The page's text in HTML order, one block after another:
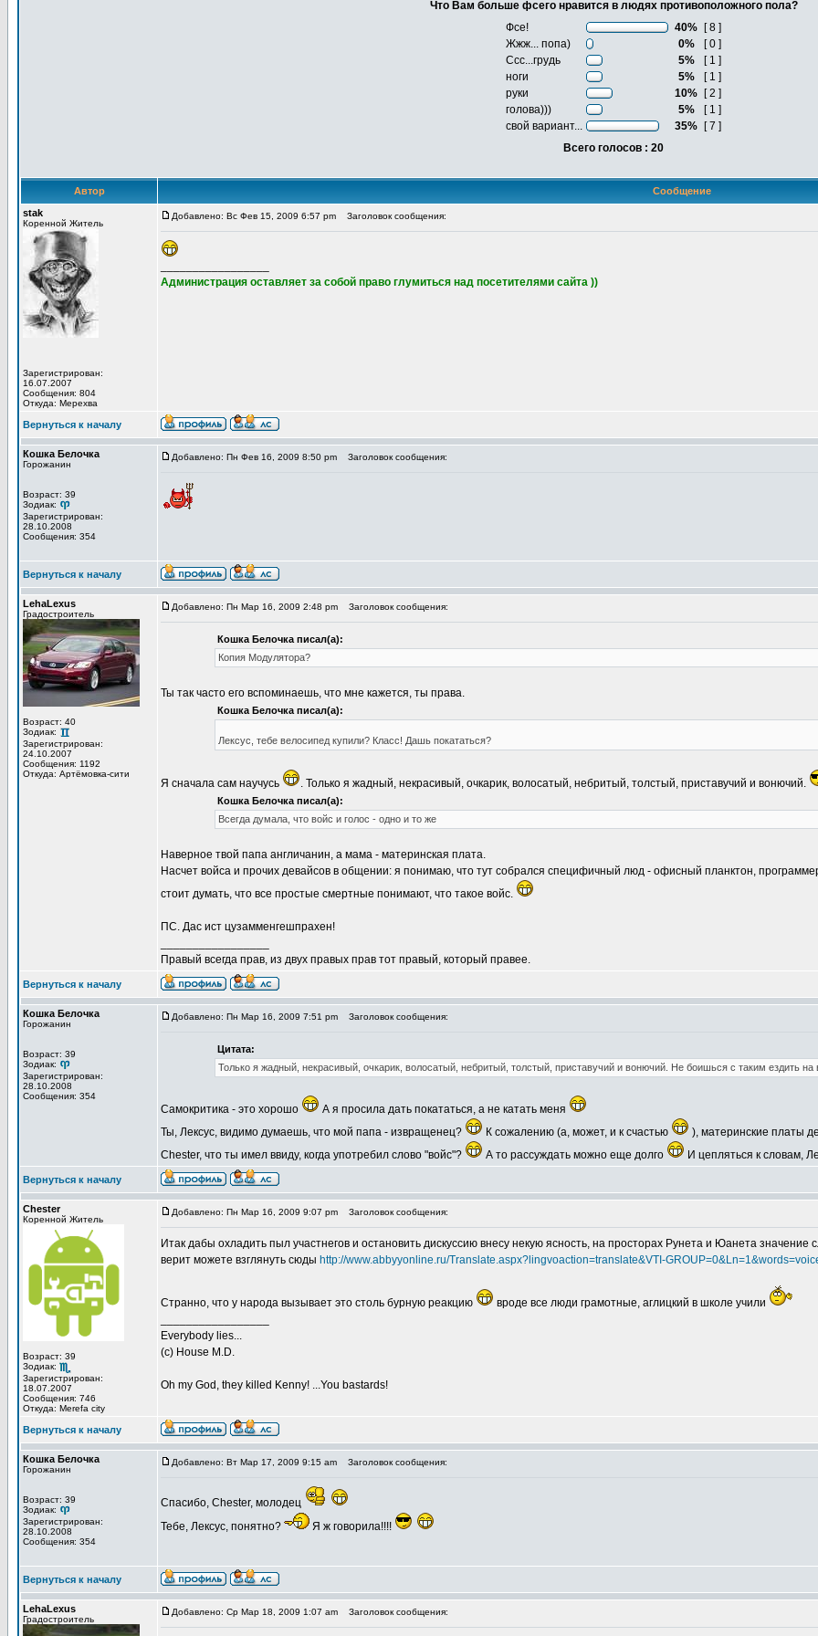
Что Вам больше фсего нравится в людях противоположного пола?
Фсе!
40%
[ 8 ]
Жжж... попа)
0%
[ 0 ]
Ссс...грудь
5%
[ 1 ]
ноги
5%
[ 1 ]
руки
10%
[ 2 ]
голова)))
5%
[ 1 ]
свой вариант...
35%
[ 7 ]
Всего голосов : 20
Автор
Сообщение
stak
Коренной Житель
Зарегистрирован:
16.07.2007
Сообщения: 804
Откуда: Мерехва
Добавлено: Вс Фев 15, 2009 6:57 pm Заголовок сообщения:
Администрация оставляет за собой право глумиться над посетителями сайта ))
Вернуться к началу
Кошка Белочка
Горожанин
Возраст: 39
Зодиак:
Зарегистрирован:
28.10.2008
Сообщения: 354
Добавлено: Пн Фев 16, 2009 8:50 pm Заголовок сообщения:
Вернуться к началу
LehaLexus
Градостроитель
Возраст: 40
Зодиак:
Зарегистрирован:
24.10.2007
Сообщения: 1192
Откуда: Артёмовка-сити
Добавлено: Пн Мар 16, 2009 2:48 pm Заголовок сообщения:
Кошка Белочка писал(а):
Копия Модулятора?
Ты так часто его вспоминаешь, что мне кажется, ты права.
Кошка Белочка писал(а):
Лексус, тебе велосипед купили? Класс! Дашь покататься?
Я сначала сам научусь . Только я жадный, некрасивый, очкарик, волосатый, небритый, толстый, приставучий и вонючий.
Кошка Белочка писал(а):
Всегда думала, что войс и голос - одно и то же
Наверное твой папа англичанин, а мама - материнская плата.
Насчет войса и прочих девайсов в общении: я понимаю, что тут собрался специфичный люд - офисный планктон,
стоит думать, что все простые смертные понимают, что такое войс.
ПС. Дас ист цузамменгешпрахен!
Правый всегда прав, из двух правых прав тот правый, который правее.
Вернуться к началу
Кошка Белочка
Горожанин
Возраст: 39
Зодиак:
Зарегистрирован:
28.10.2008
Сообщения: 354
Добавлено: Пн Мар 16, 2009 7:51 pm Заголовок сообщения:
Цитата:
Только я жадный, некрасивый, очкарик, волосатый, небритый, толстый, приставучий и вонючий. Не боишься с таким ездить на
Самокритика - это хорошо
А я просила дать покататься, а не катать меня
Ты, Лексус, видимо думаешь, что мой папа - извращенец?
К сожалению (а, может, и к счастью
), материнские платы
Chester, что ты имел ввиду, когда употребил слово "войс"?
А то рассуждать можно еще долго И цепляться к словам,
Вернуться к началу
Chester
Коренной Житель
Возраст: 39
Зодиак:
Зарегистрирован:
18.07.2007
Сообщения: 746
Откуда: Merefa city
Добавлено: Пн Мар 16, 2009 9:07 pm Заголовок сообщения:
Итак дабы охладить пыл участнегов и остановить дискуссию внесу некую ясность, на просторах Рунета и Юанета значение
верит можете взглянуть сюды http://www.abbyyonline.ru/Translate.aspx?lingvoaction=translate&VTI-
Странно, что у народа вызывает это столь бурную реакцию
вроде все люди грамотные, аглицкий в школе учили
Everybody lies...
(с) House M.D.
Oh my God, they killed Kenny! ...You bastards!
Вернуться к началу
Кошка Белочка
Горожанин
Возраст: 39
Зодиак:
Зарегистрирован:
28.10.2008
Сообщения: 354
Добавлено: Вт Мар 17, 2009 9:15 am Заголовок сообщения:
Спасибо, Chester, молодец
Тебе, Лексус, понятно?
Я ж говорила!!!!
Вернуться к началу
LehaLexus
Градостроитель
Добавлено: Ср Мар 18, 2009 1:07 am Заголовок сообщения: